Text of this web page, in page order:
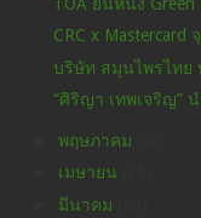
CRC x
บริษัท สมุนไพรไทย
“ศิริญา เทพเจริญ”
พฤษภาคม
เมษายน
มีนาคม